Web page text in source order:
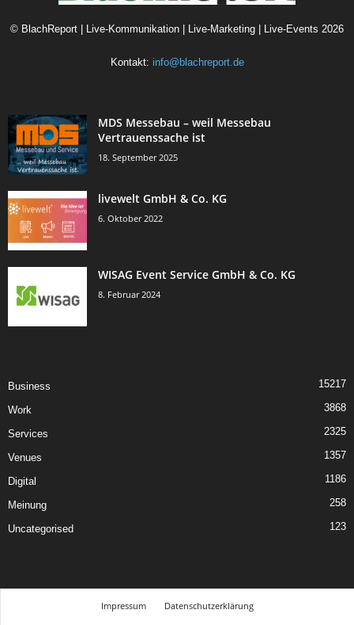
© BlachReport | Live-Kommunikation | Live-Marketing | Live-Events 2026
Kontakt: info@blachreport.de
MDS Messebau – weil Messebau
Vertrauenssache ist
18. September 2025
livewelt GmbH & Co. KG
6. Oktober 2022
WISAG Event Service GmbH & Co. KG
8. Februar 2024
Business 15217
Work 3868
Services 2325
Venues 1357
Digital 1186
Meinung 258
Uncategorised 123
Impressum
Datenschutzerklärung